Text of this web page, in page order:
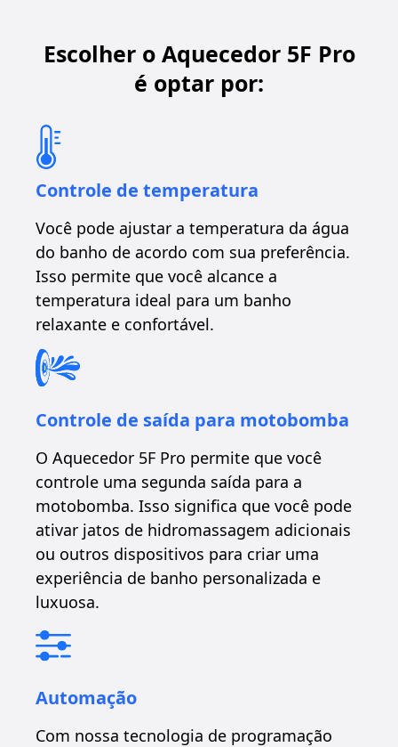
Escolher o Aquecedor 5F Pro
é optar por:
Controle de temperatura
Você pode ajustar a temperatura da água
do banho de acordo com sua preferência.
Isso permite que você alcance a
temperatura ideal para um banho
relaxante e confortável.
Controle de saída para motobomba
O Aquecedor 5F Pro permite que você
controle uma segunda saída para a
motobomba. Isso significa que você pode
ativar jatos de hidromassagem adicionais
ou outros dispositivos para criar uma
experiência de banho personalizada e
luxuosa.
Automação
Com nossa tecnologia de programação